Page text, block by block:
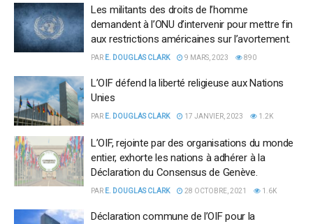
Les militants des droits de l’homme
demandent à l’ONU d’intervenir pour mettre fin
aux restrictions américaines sur l’avortement.
PAR E. DOUGLAS CLARK 9 MARS, 2023 890
L’OIF défend la liberté religieuse aux Nations
Unies
PAR E. DOUGLAS CLARK 17 JANVIER, 2023 1.2K
L’OIF, rejointe par des organisations du monde
entier, exhorte les nations à adhérer à la
Déclaration du Consensus de Genève.
PAR E. DOUGLAS CLARK 28 OCTOBRE, 2021 1.6K
Déclaration commune de l’OIF pour la